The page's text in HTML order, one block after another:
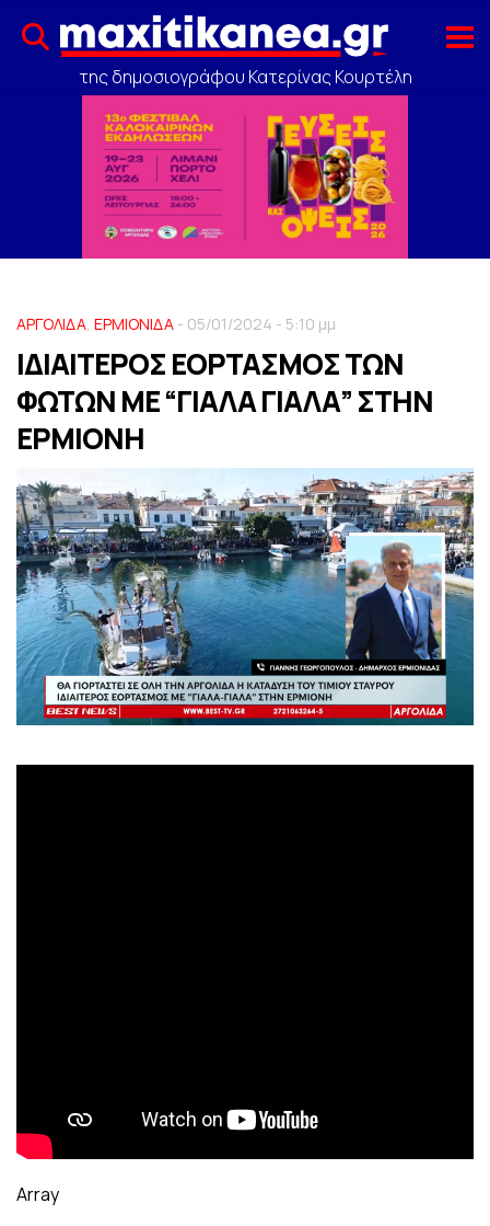
της δημοσιογράφου Κατερίνας Κουρτέλη
ΑΡΓΟΛΙΔΑ, ΕΡΜΙΟΝΙΔΑ - 05/01/2024 - 5:10 μμ
ΙΔΙΑΙΤΕΡΟΣ ΕΟΡΤΑΣΜΟΣ ΤΩΝ
ΦΩΤΩΝ ΜΕ “ΓΙΑΛΑ ΓΙΑΛΑ” ΣΤΗΝ
ΕΡΜΙΟΝΗ
Array